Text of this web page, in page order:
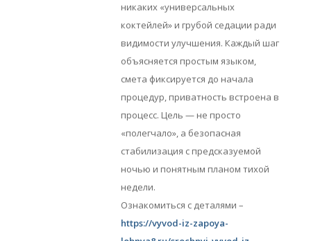
никаких «универсальных
коктейлей» и грубой седации ради
видимости улучшения. Каждый шаг
объясняется простым языком,
смета фиксируется до начала
процедур, приватность встроена в
процесс. Цель — не просто
«полегчало», а безопасная
стабилизация с предсказуемой
ночью и понятным планом тихой
недели.
Ознакомиться с деталями –
https://vyvod-iz-zapoya-